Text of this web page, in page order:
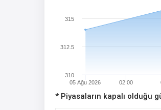
05 Ağu 2026 02:00
310
312.5
315
* Piyasaların kapalı olduğu